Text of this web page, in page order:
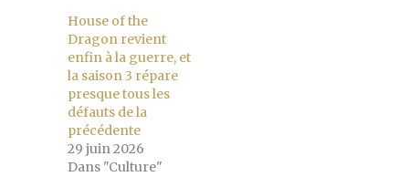
House of the
Dragon revient
enfin à la guerre, et
la saison 3 répare
presque tous les
défauts de la
précédente
29 juin 2026
Dans "Culture"